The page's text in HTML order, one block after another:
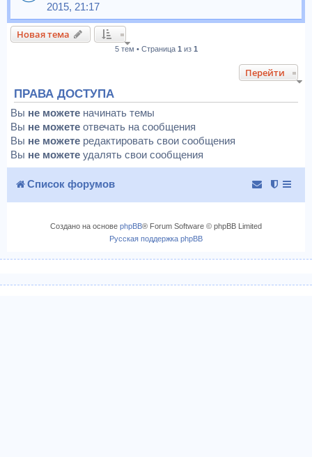
2015, 21:17
Новая тема
5 тем • Страница 1 из 1
Перейти
ПРАВА ДОСТУПА
Вы не можете начинать темы
Вы не можете отвечать на сообщения
Вы не можете редактировать свои сообщения
Вы не можете удалять свои сообщения
Список форумов
Создано на основе phpBB® Forum Software © phpBB Limited
Русская поддержка phpBB